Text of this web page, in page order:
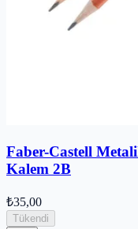
Faber-Castell
Kalem 2B
₺35,00
Tükendi